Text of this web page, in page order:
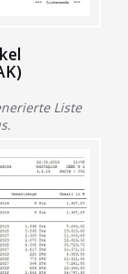
Liste